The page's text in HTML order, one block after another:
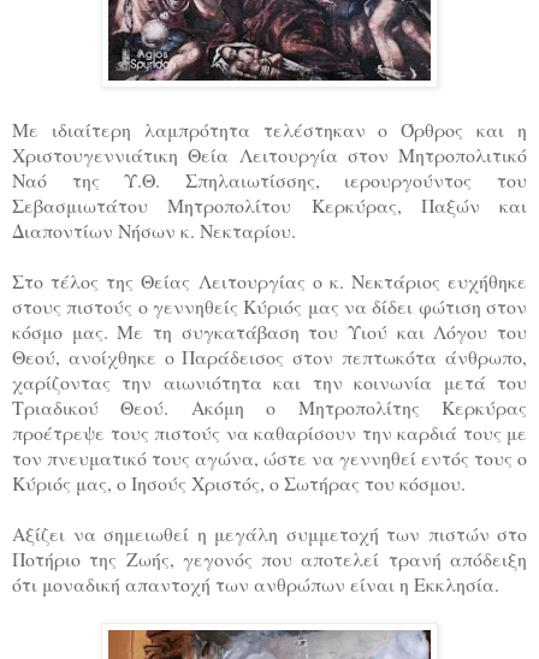
Με ιδιαίτερη λαμπρότητα τελέστηκαν ο Όρθρος και η
Χριστουγεννιάτικη Θεία Λειτουργία στον Μητροπολιτικό
Ναό της Υ.Θ. Σπηλαιωτίσσης, ιερουργούντος του
Σεβασμιωτάτου Μητροπολίτου Κερκύρας, Παξών και
Διαποντίων Νήσων κ. Νεκταρίου.
Στο τέλος της Θείας Λειτουργίας ο κ. Νεκτάριος ευχήθηκε
στους πιστούς ο γεννηθείς Κύριός μας να δίδει φώτιση στον
κόσμο μας. Με τη συγκατάβαση του Υιού και Λόγου του
Θεού, ανοίχθηκε ο Παράδεισος στον πεπτωκότα άνθρωπο,
χαρίζοντας την αιωνιότητα και την κοινωνία μετά του
Τριαδικού Θεού. Ακόμη ο Μητροπολίτης Κερκύρας
προέτρεψε τους πιστούς να καθαρίσουν την καρδιά τους με
τον πνευματικό τους αγώνα, ώστε να γεννηθεί εντός τους ο
Κύριός μας, ο Ιησούς Χριστός, ο Σωτήρας του κόσμου.
Αξίζει να σημειωθεί η μεγάλη συμμετοχή των πιστών στο
Ποτήριο της Ζωής, γεγονός που αποτελεί τρανή απόδειξη
ότι μοναδική απαντοχή των ανθρώπων είναι η Εκκλησία.